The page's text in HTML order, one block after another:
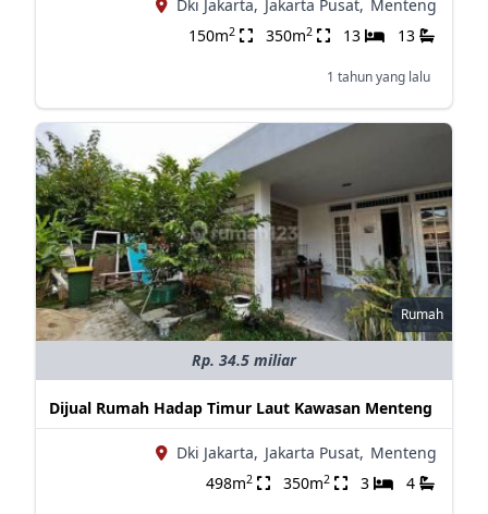
Dki Jakarta, Jakarta Pusat, Menteng
150m2 350m2 13 13
1 tahun yang lalu
Rumah
Rp. 34.5 miliar
Dijual Rumah Hadap Timur Laut Kawasan Menteng
Dki Jakarta, Jakarta Pusat, Menteng
498m2 350m2 3 4